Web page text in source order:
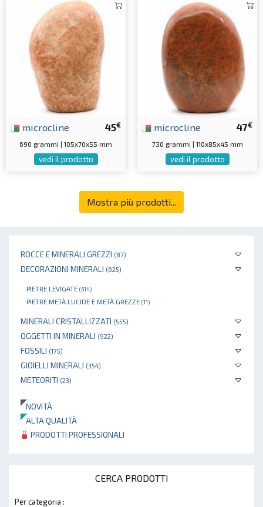
ROCCE E MINERALI GREZZI (87)
DECORAZIONI MINERALI (625)
PIETRE LEVIGATE (614)
PIETRE METÀ LUCIDE E METÀ GREZZE (11)
MINERALI CRISTALLIZZATI (555)
OGGETTI IN MINERALI (922)
FOSSILI (175)
GIOIELLI MINERALI (354)
METEORITI (23)
NOVITÀ
ALTA QUALITÀ
PRODOTTI PROFESSIONALI
CERCA PRODOTTI
Per categoria :
45€
microcline
690 grammi | 105x70x55 mm
vedi il prodotto
47€
microcline
730 grammi | 110x85x45 mm
vedi il prodotto
Mostra più prodotti...